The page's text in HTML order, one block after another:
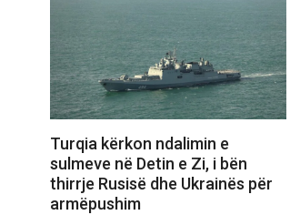
Turqia kërkon ndalimin e
sulmeve në Detin e Zi, i bën
thirrje Rusisë dhe Ukrainës për
armëpushim